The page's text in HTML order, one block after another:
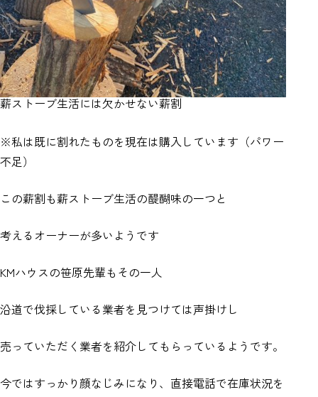
薪ストーブ生活には欠かせない薪割
※私は既に割れたものを現在は購入しています（パワー
不足）
この薪割も薪ストーブ生活の醍醐味の一つと
考えるオーナーが多いようです
KMハウスの笹原先輩もその一人
沿道で伐採している業者を見つけては声掛けし
売っていただく業者を紹介してもらっているようです。
今ではすっかり顔なじみになり、直接電話で在庫状況を